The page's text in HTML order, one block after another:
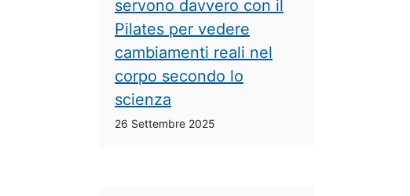
servono davvero con il
Pilates per vedere
cambiamenti reali nel
corpo secondo lo
scienza
26 Settembre 2025